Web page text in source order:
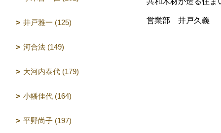
営業部 井戸久義
井戸雅一 (125)
河合法 (149)
大河内泰代 (179)
小幡佳代 (164)
平野尚子 (197)